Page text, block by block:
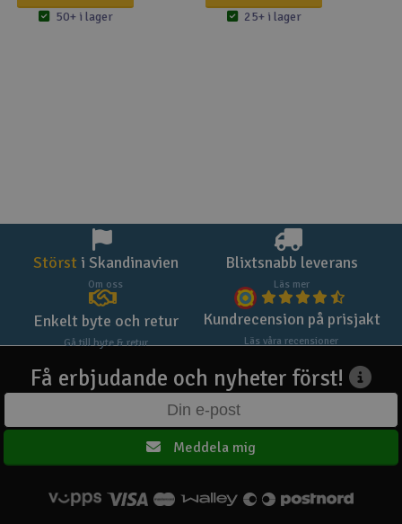
50+ i lager 25+ i lager
Störst i Skandinavien
Om oss
Blixtsnabb leverans
Läs mer
Enkelt byte och retur
Gå till byte & retur
Kundrecension på prisjakt
Läs våra recensioner
Få erbjudande och nyheter först!
Meddela mig